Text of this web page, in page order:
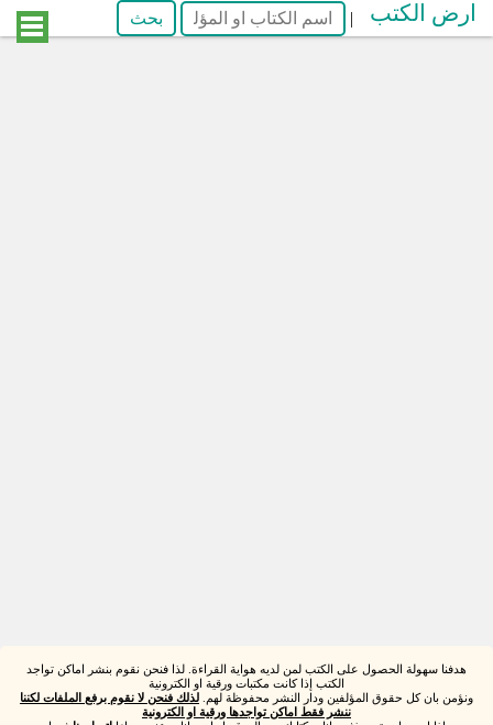
ارض الكتب |
هدفنا سهولة الحصول على الكتب لمن لديه هواية القراءة. لذا فنحن نقوم بنشر اماكن تواجد
الكتب إذا كانت مكتبات ورقية او الكترونية
ونؤمن بان كل حقوق المؤلفين ودار النشر محفوظة لهم. لذلك فنحن لا نقوم برفع الملفات لكننا
ننشر فقط اماكن تواجدها ورقية او الكترونية